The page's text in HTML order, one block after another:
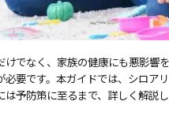
でなく、家族の健康にも悪影
要です。本ガイドでは、シロ
予防策に至るまで、詳しく解